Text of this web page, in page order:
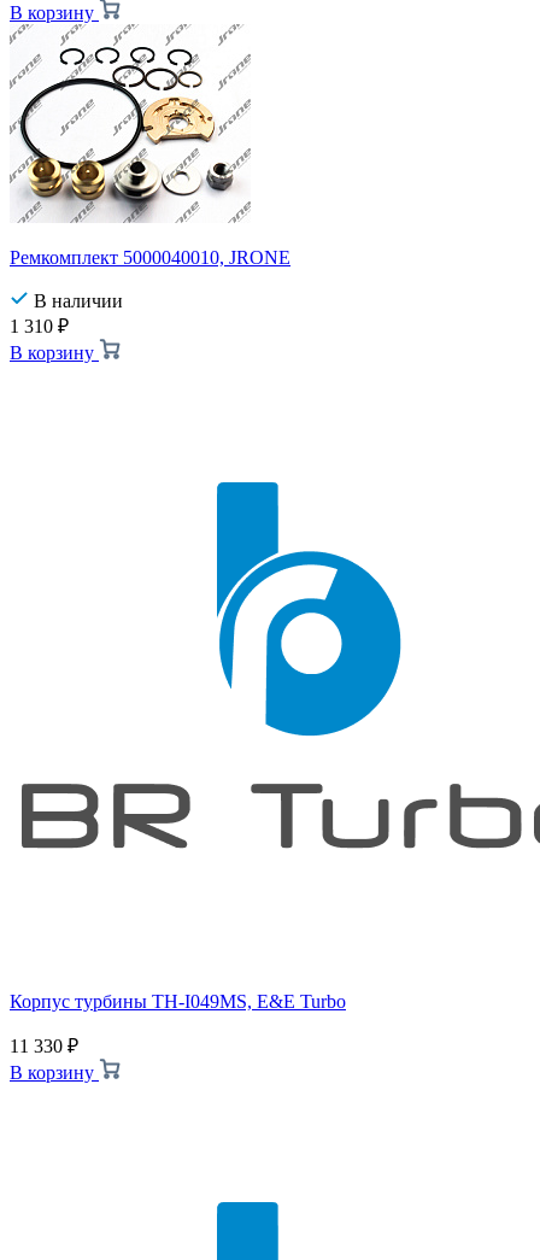
В корзину
Ремкомплект 5000040010, JRONE
В наличии
1 310 ₽
В корзину
Корпус турбины TH-I049MS, E&E Turbo
11 330 ₽
В корзину